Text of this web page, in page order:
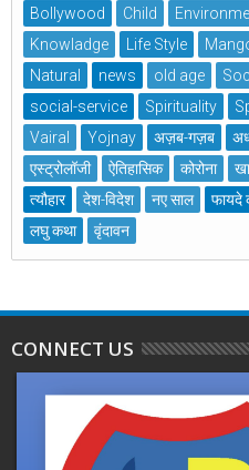
Bollywood
Child
Knowladge
Life Style
Natural
news old age
social-service
Spirituality
Vairal
Yojnay अज़ब-गज़ब
एस्ट्रोलॉजी
ऐतिहासिक कोरोना
त्यौहार
देश-विदेश नए साल फायदे
लघु कथा
वृंदावन
CONNECT US